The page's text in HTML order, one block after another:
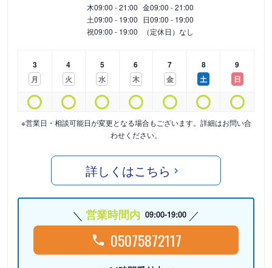
木09:00 - 21:00 金09:00 - 21:00
土09:00 - 19:00 日09:00 - 19:00
祝09:00 - 19:00 （定休日）なし
3
月
4
火
5
水
6
木
7
金
8
土
9
日
※営業日・相談可能日が変更となる場合もございます。詳細はお問い合
わせください。
詳しくはこちら
営業時間内 09:00-19:00
05075872117